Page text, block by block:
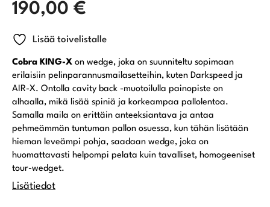
190,00 €
Lisää toivelistalle
Cobra KING-X on wedge, joka on suunniteltu sopimaan
erilaisiin pelinparannusmailasetteihin, kuten Darkspeed ja
AIR-X. Ontolla cavity back -muotoilulla painopiste on
alhaalla, mikä lisää spiniä ja korkeampaa pallolentoa.
Samalla maila on erittäin anteeksiantava ja antaa
pehmeämmän tuntuman pallon osuessa, kun tähän lisätään
hieman leveämpi pohja, saadaan wedge, joka on
huomattavasti helpompi pelata kuin tavalliset, homogeeniset
tour-wedget.
Lisätiedot